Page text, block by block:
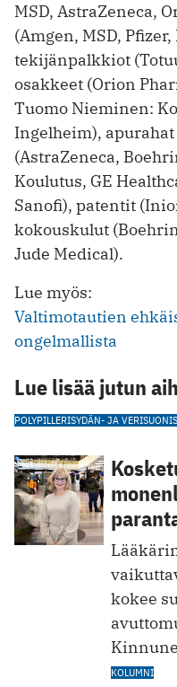
MSD, AstraZeneca,
(Amgen, MSD,
tekijänpalkkiot
osakkeet (Orion
Tuomo Nieminen:
Ingelheim),
(AstraZeneca,
Koulutus, GE
Sanofi), patentit
kokouskulut
Jude Medical).
Lue myös:
Valtimotautien
ongelmallista
Lue lisää jutun
POLYPILLERISYDÄN- JA
kokee
KOLUMNI